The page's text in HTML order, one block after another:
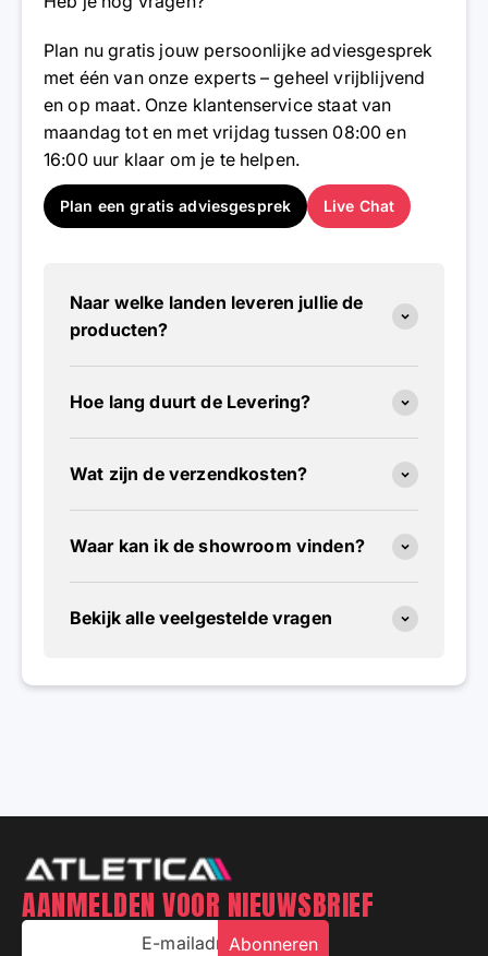
Plan nu gratis jouw persoonlijke adviesgesprek
met één van onze experts – geheel vrijblijvend
en op maat. Onze klantenservice staat van
maandag tot en met vrijdag tussen 08:00 en
16:00 uur klaar om je te helpen.
Plan een gratis adviesgesprek Live Chat
Naar welke landen leveren jullie de
producten?
Hoe lang duurt de Levering?
Wat zijn de verzendkosten?
Waar kan ik de showroom vinden?
Bekijk alle veelgestelde vragen
AANMELDEN VOOR NIEUWSBRIEF
E-mailadresAbonneren